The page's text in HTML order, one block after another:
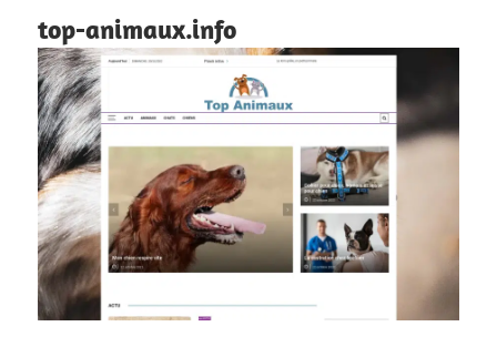
top-animaux.info